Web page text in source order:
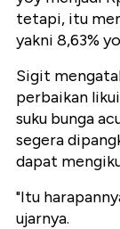
tetapi, itu
yakni 8,63%
Sigit
perbaikan
suku bunga
segera
dapat
"Itu
ujarnya.